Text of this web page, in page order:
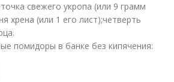
свежего укропа (или 9 грамм
хрена (или 1 его лист);четверть
помидоры в банке без кипячения: